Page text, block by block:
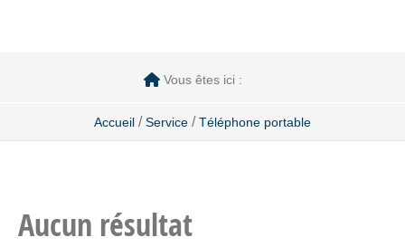
Vous êtes ici :
Accueil / Service / Téléphone portable
Aucun résultat